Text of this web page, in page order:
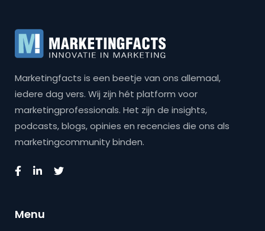
Marketingfacts is een beetje van ons allemaal,
iedere dag vers. Wij zijn hét platform voor
marketingprofessionals. Het zijn de insights,
podcasts, blogs, opinies en recencies die ons als
marketingcommunity binden.
Menu